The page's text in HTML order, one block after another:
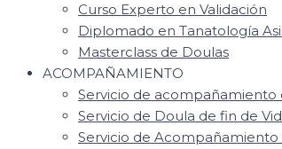
Curso Experto en Validación
Diplomado en Tanatología
Masterclass de Doulas
ACOMPAÑAMIENTO
Servicio de acompañamiento
Servicio de Doula de fin de
Servicio de Acompañamiento